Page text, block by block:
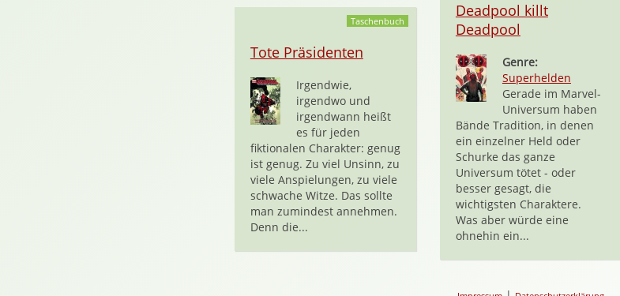
Taschenbuch
Tote Präsidenten
Irgendwie,
irgendwo und
irgendwann heißt
es für jeden
fiktionalen Charakter: genug
ist genug. Zu viel Unsinn, zu
viele Anspielungen, zu viele
schwache Witze. Das sollte
man zumindest annehmen.
Denn die...
Deadpool killt
Deadpool
Genre:
Superhelden
Gerade im Marvel-
Universum haben
Bände Tradition, in denen
ein einzelner Held oder
Schurke das ganze
Universum tötet - oder
besser gesagt, die
wichtigsten Charaktere.
Was aber würde eine
ohnehin ein...